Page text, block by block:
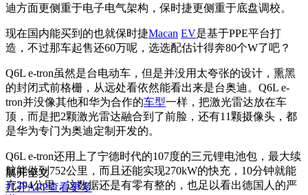
迪方面更侧重于电子电气架构，保时捷更侧重于底盘调校。
现在国内能买到的也就保时捷Macan EV是基于PPE平台打
造，不过那车起售还60万呢，选选配估计得奔80个W了吧？
Q6L e-tron虽然是台电动车，但是并没用太夸张的设计，熏黑
的封闭式前格栅，从远处看依然能看出来是台奥迪。Q6L e-
tron并没像其他和华为合作的车型一样，把激光雷达放在车
顶， 而是把2颗激光雷达融合到了前脸，还有11颗摄像头，都
是华为专门为奥迪定制开发的。
Q6L e-tron还用上了宁德时代的107度的三元锂电池包，最大续
航能做到752公里，而且还能实现270kW的快充，10分钟就能
充294公里，这数据还是有零有整的，也足以看出德国人的严
展开全文
打开APP查看更多